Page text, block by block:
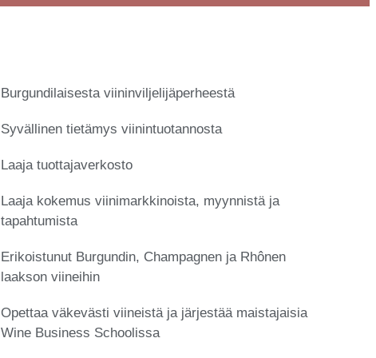
Burgundilaisesta viininviljelijäperheestä
Syvällinen tietämys viinintuotannosta
Laaja tuottajaverkosto
Laaja kokemus viinimarkkinoista, myynnistä ja
tapahtumista
Erikoistunut Burgundin, Champagnen ja Rhônen
laakson viineihin
Opettaa väkevästi viineistä ja järjestää maistajaisia
Wine Business Schoolissa